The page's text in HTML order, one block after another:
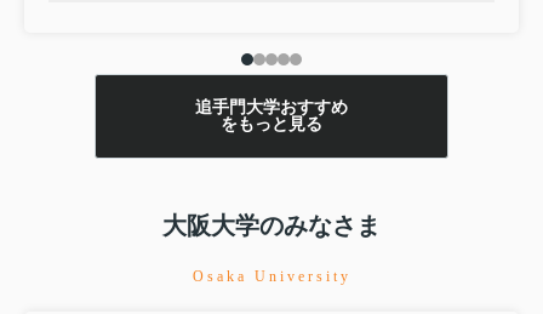
なたのニーズに合ったお部屋探しをお手伝い致します。ま
ずは当社へご連絡をお待ちしております。
追手門大学おすすめ
をもっと見る
大阪大学のみなさま
Osaka University